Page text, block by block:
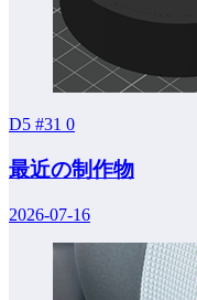
D5 #31 0
最近の制作物
2026-07-16